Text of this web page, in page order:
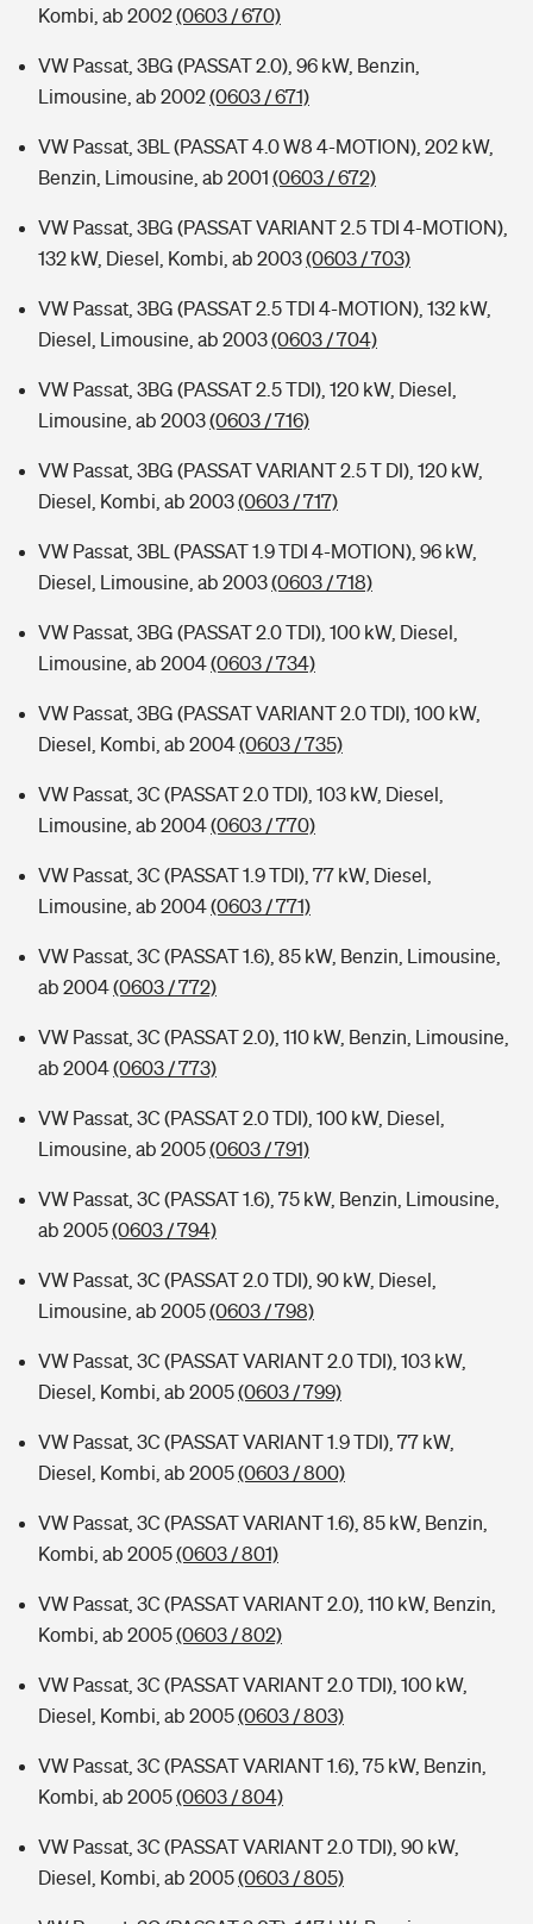
Kombi, ab 2002(0603 / 670)
VW Passat, 3BG (PASSAT 2.0), 96 kW, Benzin,
Limousine, ab 2002(0603 / 671)
VW Passat, 3BL (PASSAT 4.0 W8 4-MOTION), 202 kW,
Benzin, Limousine, ab 2001 (0603 / 672)
VW Passat, 3BG (PASSAT VARIANT 2.5 TDI 4-MOTION),
132 kW, Diesel, Kombi, ab 2003(0603 / 703)
VW Passat, 3BG (PASSAT 2.5 TDI 4-MOTION), 132 kW,
Diesel, Limousine, ab 2003(0603 / 704)
VW Passat, 3BG (PASSAT 2.5 TDI), 120 kW, Diesel,
Limousine, ab 2003(0603 / 716)
VW Passat, 3BG (PASSAT VARIANT 2.5 T DI), 120 kW,
Diesel, Kombi, ab 2003(0603 / 717)
VW Passat, 3BL (PASSAT 1.9 TDI 4-MOTION), 96 kW,
Diesel, Limousine, ab 2003(0603 / 718)
VW Passat, 3BG (PASSAT 2.0 TDI), 100 kW, Diesel,
Limousine, ab 2004(0603 / 734)
VW Passat, 3BG (PASSAT VARIANT 2.0 TDI), 100 kW,
Diesel, Kombi, ab 2004(0603 / 735)
VW Passat, 3C (PASSAT 2.0 TDI), 103 kW, Diesel,
Limousine, ab 2004(0603 / 770)
VW Passat, 3C (PASSAT 1.9 TDI), 77 kW, Diesel,
Limousine, ab 2004(0603 / 771)
VW Passat, 3C (PASSAT 1.6), 85 kW, Benzin, Limousine,
ab 2004(0603 / 772)
VW Passat, 3C (PASSAT 2.0), 110 kW, Benzin, Limousine,
ab 2004(0603 / 773)
VW Passat, 3C (PASSAT 2.0 TDI), 100 kW, Diesel,
Limousine, ab 2005(0603 / 791)
VW Passat, 3C (PASSAT 1.6), 75 kW, Benzin, Limousine,
ab 2005(0603 / 794)
VW Passat, 3C (PASSAT 2.0 TDI), 90 kW, Diesel,
Limousine, ab 2005(0603 / 798)
VW Passat, 3C (PASSAT VARIANT 2.0 TDI), 103 kW,
Diesel, Kombi, ab 2005(0603 / 799)
VW Passat, 3C (PASSAT VARIANT 1.9 TDI), 77 kW,
Diesel, Kombi, ab 2005(0603 / 800)
VW Passat, 3C (PASSAT VARIANT 1.6), 85 kW, Benzin,
Kombi, ab 2005(0603 / 801)
VW Passat, 3C (PASSAT VARIANT 2.0), 110 kW, Benzin,
Kombi, ab 2005(0603 / 802)
VW Passat, 3C (PASSAT VARIANT 2.0 TDI), 100 kW,
Diesel, Kombi, ab 2005(0603 / 803)
VW Passat, 3C (PASSAT VARIANT 1.6), 75 kW, Benzin,
Kombi, ab 2005(0603 / 804)
VW Passat, 3C (PASSAT VARIANT 2.0 TDI), 90 kW,
Diesel, Kombi, ab 2005(0603 / 805)